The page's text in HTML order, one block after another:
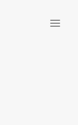
el